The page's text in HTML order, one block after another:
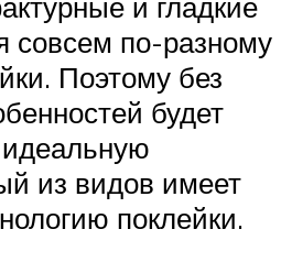
совсем по-разному
Поэтому без
будет
идеальную
из видов имеет
поклейки.